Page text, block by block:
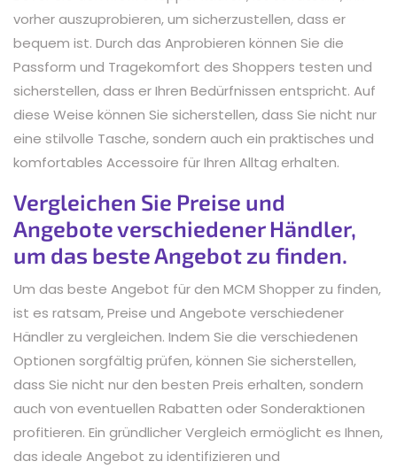
vorher auszuprobieren, um sicherzustellen, dass er
bequem ist. Durch das Anprobieren können Sie die
Passform und Tragekomfort des Shoppers testen und
sicherstellen, dass er Ihren Bedürfnissen entspricht. Auf
diese Weise können Sie sicherstellen, dass Sie nicht nur
eine stilvolle Tasche, sondern auch ein praktisches und
komfortables Accessoire für Ihren Alltag erhalten.
Vergleichen Sie Preise und
Angebote verschiedener Händler,
um das beste Angebot zu finden.
Um das beste Angebot für den MCM Shopper zu finden,
ist es ratsam, Preise und Angebote verschiedener
Händler zu vergleichen. Indem Sie die verschiedenen
Optionen sorgfältig prüfen, können Sie sicherstellen,
dass Sie nicht nur den besten Preis erhalten, sondern
auch von eventuellen Rabatten oder Sonderaktionen
profitieren. Ein gründlicher Vergleich ermöglicht es Ihnen,
das ideale Angebot zu identifizieren und